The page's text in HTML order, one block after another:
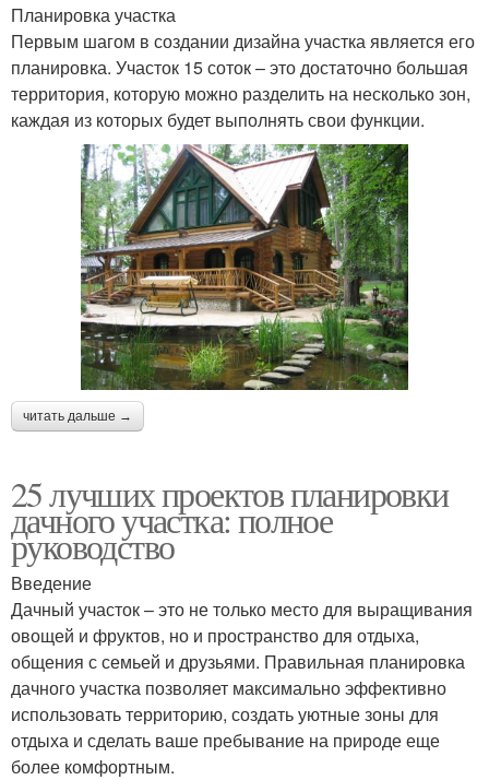
Планировка участка
Первым шагом в создании дизайна участка является его
планировка. Участок 15 соток – это достаточно большая
территория, которую можно разделить на несколько зон,
каждая из которых будет выполнять свои функции.
читать дальше →
25 лучших проектов планировки
дачного участка: полное
руководство
Введение
Дачный участок – это не только место для выращивания
овощей и фруктов, но и пространство для отдыха,
общения с семьей и друзьями. Правильная планировка
дачного участка позволяет максимально эффективно
использовать территорию, создать уютные зоны для
отдыха и сделать ваше пребывание на природе еще
более комфортным.